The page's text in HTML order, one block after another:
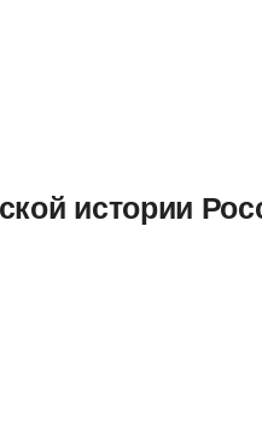
истории